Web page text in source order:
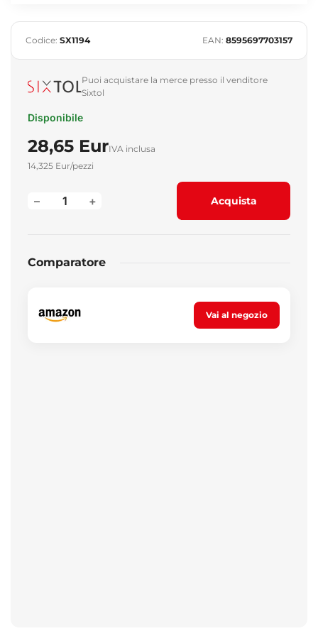
Codice: SX1194 EAN: 8595697703157
Puoi acquistare la merce presso il venditore
Sixtol
Disponibile
28,65 EurIVA inclusa
14,325 Eur/pezzi
+
– Acquista
Comparatore
Vai al negozio